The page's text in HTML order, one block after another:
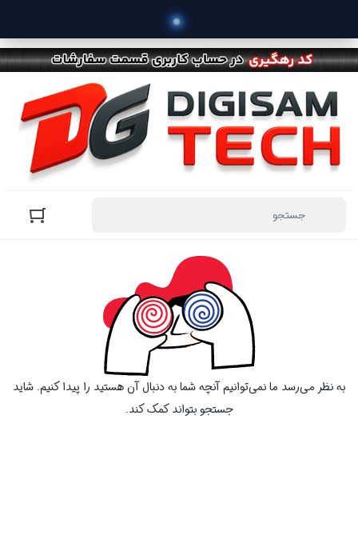
به نظر می‌رسد ما نمی‌توانیم آنچه شما به دنبال آن هستید را پیدا کنیم. شاید
جستجو بتواند کمک کند.